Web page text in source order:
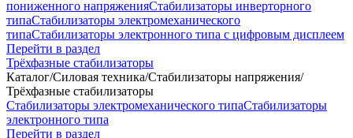
пониженного напряженияСтабилизаторы инверторного
типаСтабилизаторы электромеханического
типаСтабилизаторы электронного типа с цифровым дисплеем
Перейти в раздел
Трёхфазные стабилизаторы
Каталог/Силовая техника/Стабилизаторы напряжения/
Трёхфазные стабилизаторы
Стабилизаторы электромеханического типаСтабилизаторы
электронного типа
Перейти в раздел